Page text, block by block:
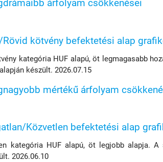
árfolyam csökkenései
kötvény befektetési alap
kategória HUF alapú, öt legmagasabb
készült. 2026.07.15
mértékű árfolyam
Közvetlen befektetési alap
kategória HUF alapú, öt legjobb alapja. A
2026.06.10